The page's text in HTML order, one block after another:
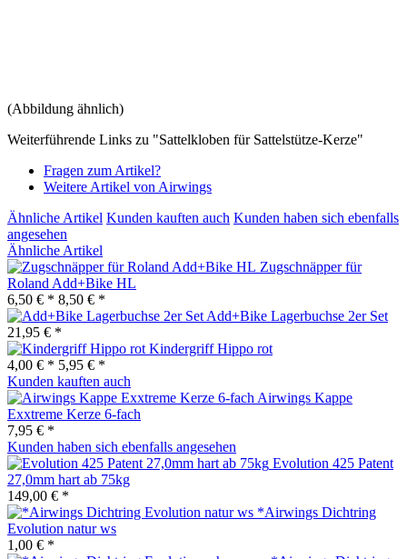
(Abbildung ähnlich)
Weiterführende Links zu "Sattelkloben für Sattelstütze-Kerze"
Fragen zum Artikel?
Weitere Artikel von Airwings
Ähnliche Artikel Kunden kauften auch Kunden haben sich ebenfalls
angesehen
Ähnliche Artikel
Zugschnäpper für
Roland Add+Bike HL
6,50 € * 8,50 € *
Add+Bike Lagerbuchse 2er Set
21,95 € *
Kindergriff Hippo rot
4,00 € * 5,95 € *
Kunden kauften auch
Airwings Kappe
Exxtreme Kerze 6-fach
7,95 € *
Kunden haben sich ebenfalls angesehen
Evolution 425 Patent
27,0mm hart ab 75kg
149,00 € *
*Airwings Dichtring
Evolution natur ws
1,00 € *